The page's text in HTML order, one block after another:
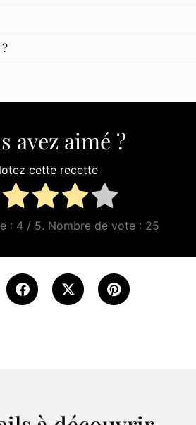
avez aimé ?
cette recette
: 4/ 5. Nombre de vote : 25